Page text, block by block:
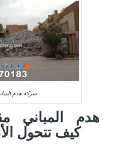
شركة هدم
هدم المباني
كيف تتحول